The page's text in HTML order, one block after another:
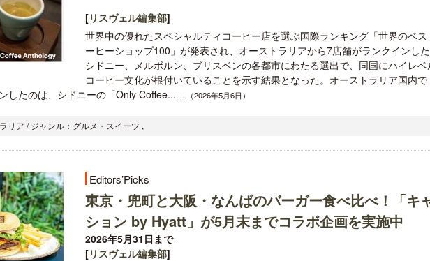
[リスヴェル編集部]
世界中の優れたスペシャルティコーヒー店を選ぶ国際ランキング「世界のベス
ーヒーショップ100」が発表され、オーストラリアから7店舗がランクインした
シドニー、メルボルン、ブリスベンの各都市にわたる選出で、同国にハイレベ
コーヒー文化が根付いていることを示す結果となった。オーストラリア国内で
したのは、シドニーの「Only Coffee........（2026年5月6日）
リア / ジャンル：グルメ・スイーツ ,
Editors’Picks
東京・兜町と大阪・なんばのバーガー食べ比べ！「キ
ション by Hyatt」が5月末までコラボ企画を実施中
2026年5月31日まで
[リスヴェル編集部]